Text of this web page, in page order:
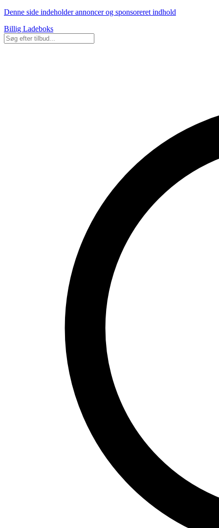
Denne side indeholder annoncer og sponsoreret indhold
Billig Ladeboks